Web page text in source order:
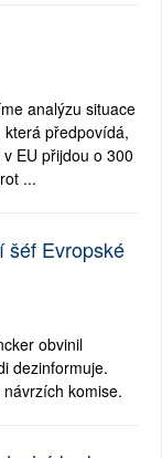
analýzu situace
předpovídá,
EU přijdou o 300
...
šéf Evropské
obvinil
dezinformuje.
komise.